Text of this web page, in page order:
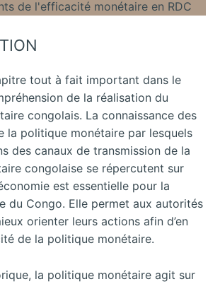
tout à fait important dans le
de la réalisation du
congolais. La connaissance des
la politique monétaire par lesquels
des canaux de transmission de la
congolaise se répercutent sur
est essentielle pour la
du Congo. Elle permet aux autorités
orienter leurs actions afin d’en
de la politique monétaire.
la politique monétaire agit sur